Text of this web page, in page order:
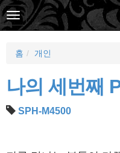
홈 개인
나의 세번째
SPH-M4500